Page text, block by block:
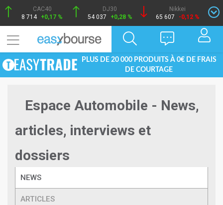
CAC40
8 714 +0,17 %
DJ30
54 037
+0,28 %
Nikkei
65 607
-0,12 %
PLUS DE 20 000 PRODUITS À 0€ DE FRAIS
DE COURTAGE
Espace Automobile - News,
articles, interviews et
dossiers
NEWS
ARTICLES